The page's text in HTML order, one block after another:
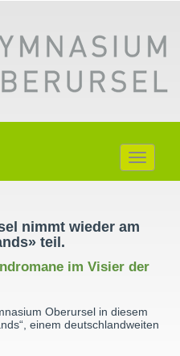
Toggle
nimmt wieder am
teil.
im Visier der
Oberursel in diesem
einem deutschlandweiten